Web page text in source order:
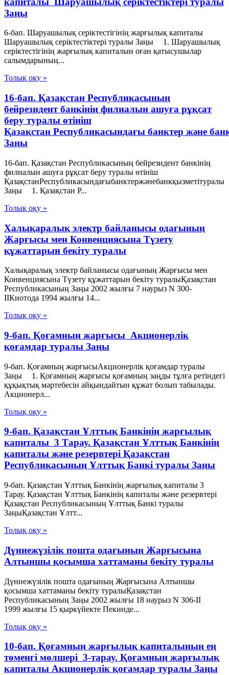
Заңы
6-бап. Шаруашылық серiктестiгiнiң жарғылық капиталы
Шаруашылық серіктестіктері туралы Заңы 1. Шаруашылық
серiктестiгiнiң жарғылық капиталын оған қатысушылар
салымдарының...
Толық оқу »
16-бап. Қазақстан Республикасының
бейрезидент банкінің филиалын ашуға рұқсат
беру туралы өтініш
Қазақстан Республикасындағы банктер және
Заңы
16-бап. Қазақстан Республикасының бейрезидент банкінің
филиалын ашуға рұқсат беру туралы өтініш
ҚазақстанРеспубликасындағыбанктержәнебанкқызметітуралы
Заңы 1. Қазақстан Р...
Толық оқу »
Халықаралық электр байланысы одағының
Жарғысы мен Конвенциясына Түзету
құжаттарын бекіту туралы
Халықаралық электр байланысы одағының Жарғысы мен
Конвенциясына Түзету құжаттарын бекіту туралыҚазақстан
Республикасының Заңы 2002 жылғы 7 наурыз N 300-
ІІКиотода 1994 жылғы 14...
Толық оқу »
9-бап. Қоғамның жарғысы Акционерлік
қоғамдар туралы Заңы
9-бап. Қоғамның жарғысыАкционерлік қоғамдар туралы
Заңы 1. Қоғамның жарғысы қоғамның заңды тұлға ретіндегі
құқықтық мәртебесін айқындайтын құжат болып табылады.
Акционерл...
Толық оқу »
9-бап. Қазақстан Ұлттық Банкiнiң жарғылық
капиталы 3 Тарау. Қазақстан Ұлттық Банкінің
капиталы және резервтері Қазақстан
Республикасының Ұлттық Банкі туралы Заңы
9-бап. Қазақстан Ұлттық Банкiнiң жарғылық капиталы 3
Тарау. Қазақстан Ұлттық Банкінің капиталы және резервтері
Қазақстан Республикасының Ұлттық Банкі туралы
ЗаңыҚазақстан Ұлтт...
Толық оқу »
Дүниежүзілік пошта одағының Жарғысына
Алтыншы қосымша хаттаманы бекіту туралы
Дүниежүзілік пошта одағының Жарғысына Алтыншы
қосымша хаттаманы бекіту туралыҚазақстан
Республикасының Заңы 2002 жылғы 18 наурыз N 306-ІІ
1999 жылғы 15 қыркүйекте Пекинде...
Толық оқу »
10-бап. Қоғамның жарғылық капиталының ең
төменгі мөлшері 3-тарау. Қоғамның жарғылық
капиталы Акционерлік қоғамдар туралы Заңы